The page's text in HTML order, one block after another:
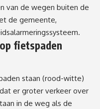
van de wegen buiten de
de gemeente,
fietspaden
staan (rood-witte)
er groter verkeer over
in de weg als de